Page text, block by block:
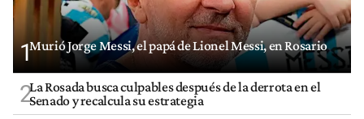
1Murió Jorge Messi, el papá de Lionel Messi, en Rosario
2La Rosada busca culpables después de la derrota en el
Senado y recalcula su estrategia